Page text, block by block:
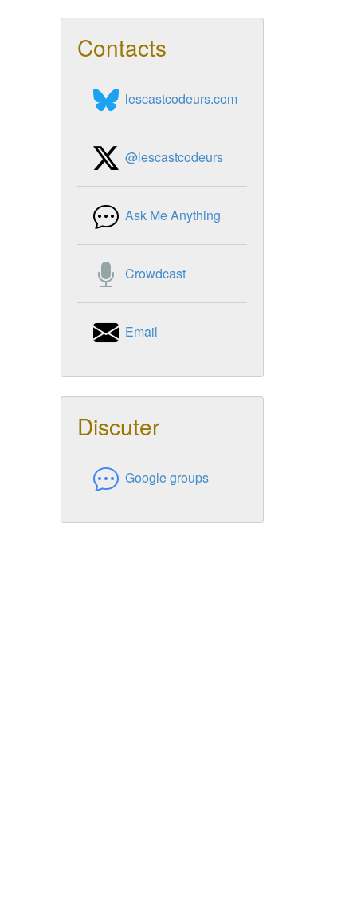
Contacts
lescastcodeurs.com
@lescastcodeurs
Ask Me Anything
Crowdcast
Email
Discuter
Google groups